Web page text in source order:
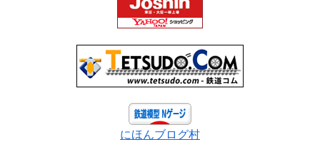
にほんブログ村